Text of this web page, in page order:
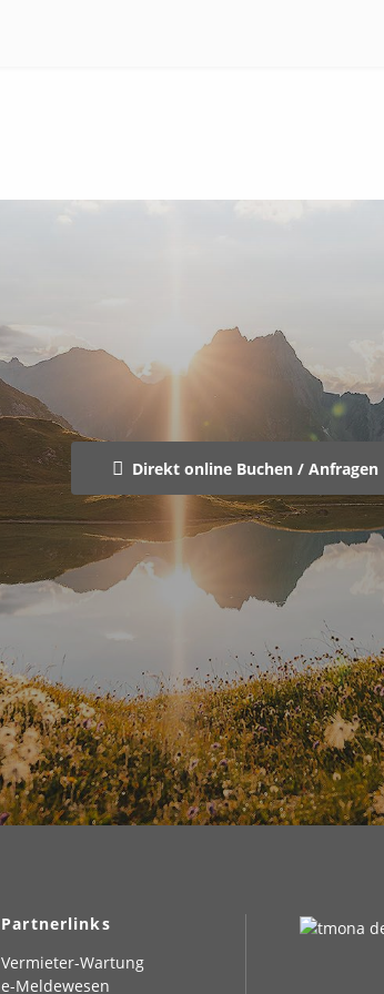
Direkt online Buchen / Anfragen
Partnerlinks
Vermieter-Wartung
e-Meldewesen